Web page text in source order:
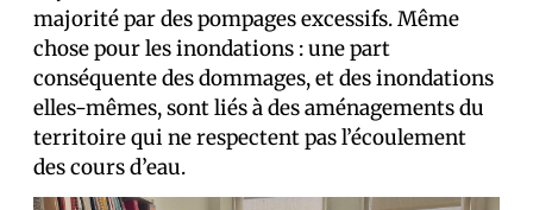
majorité par des pompages excessifs. Même
chose pour les inondations : une part
conséquente des dommages, et des inondations
elles-mêmes, sont liés à des aménagements du
territoire qui ne respectent pas l’écoulement
des cours d’eau.